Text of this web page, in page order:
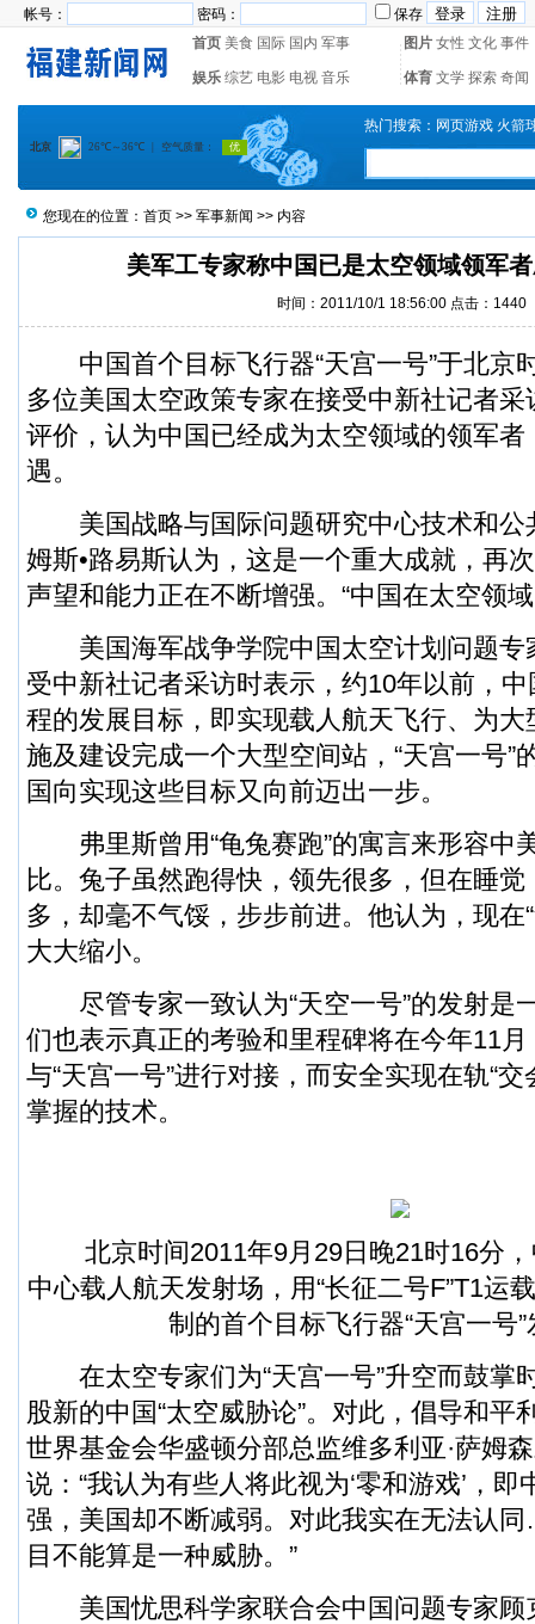
帐号： 密码：
保存
首页 美食 国际 国内 军事 图片 女性 文化 事件
娱乐 综艺 电影 电视 音乐 体育 文学 探索 奇闻
热门搜索： 网页游戏 火箭
您现在的位置： 首页 >> 军事新闻 >> 内容
美军工专家称中国已是太空领域领军
时间：2011/10/1 18:56:00 点击：1440
中国首个目标飞行器“天宫一号”于北京
多位美国太空政策专家在接受中新社记者
评价，认为中国已经成为太空领域的领军
遇。
美国战略与国际问题研究中心技术和公
姆斯•路易斯认为，这是一个重大成就，再
声望和能力正在不断增强。“中国在太空领
美国海军战争学院中国太空计划问题专
受中新社记者采访时表示，约10年以前，
程的发展目标，即实现载人航天飞行、为
施及建设完成一个大型空间站，“天宫一号”
国向实现这些目标又向前迈出一步。
弗里斯曾用“龟兔赛跑”的寓言来形容中
比。兔子虽然跑得快，领先很多，但在睡
多，却毫不气馁，步步前进。他认为，现在
大大缩小。
尽管专家一致认为“天空一号”的发射是
们也表示真正的考验和里程碑将在今年11
与“天宫一号”进行对接，而安全实现在轨“
掌握的技术。
北京时间2011年9月29日晚21时16分，
中心载人航天发射场，用“长征二号F”T1运
制的首个目标飞行器“天宫一号
在太空专家们为“天宫一号”升空而鼓掌
股新的中国“太空威胁论”。对此，倡导和平
世界基金会华盛顿分部总监维多利亚·萨姆
说：“我认为有些人将此视为‘零和游戏’，
强，美国却不断减弱。对此我实在无法认
目不能算是一种威胁。”
美国忧思科学家联合会中国问题专家顾